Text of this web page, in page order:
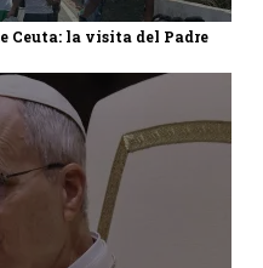
Ceuta: la visita del Padre